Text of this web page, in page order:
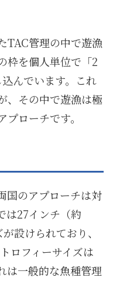
TAC管理の中で遊漁
枠を個人単位で「2
んでいます。これ
、その中で遊漁は極
ローチです。
国のアプローチは対
は27インチ（約
設けられており、
ロフィーサイズは
は一般的な魚種管理